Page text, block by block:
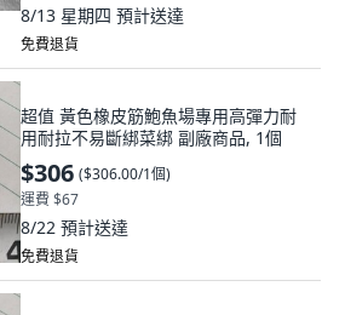
8/13 星期四 預計送達
免費退貨
超值 黃色橡皮筋鮑魚場專用高彈力耐
用耐拉不易斷綁菜綁 副廠商品, 1個
$306 ($306.00/1個)
運費 $67
8/22 預計送達
免費退貨